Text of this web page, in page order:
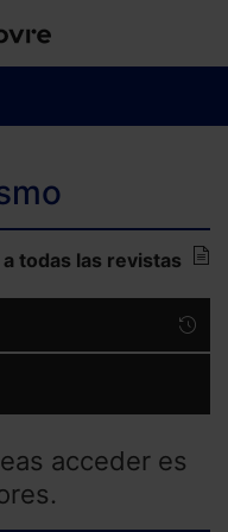
a todas las revistas
acceder es